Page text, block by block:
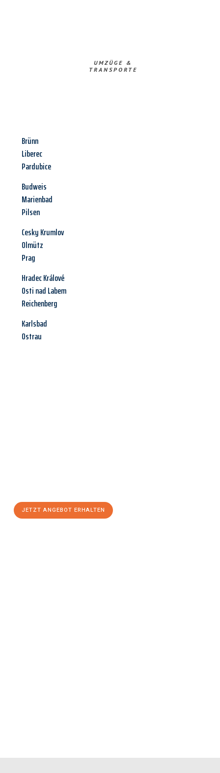
UMZÜGE &
TRANSPORTE
Brünn
Liberec
Pardubice
Budweis
Marienbad
Pilsen
Cesky Krumlov
Olmütz
Prag
Hradec Králové
Osti nad Labem
Reichenberg
Karlsbad
Ostrau
JETZT ANGEBOT ERHALTEN